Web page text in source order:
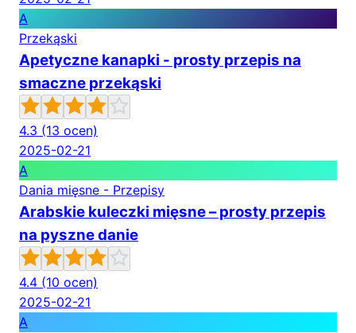
A
Przekąski
Apetyczne kanapki - prosty przepis na
smaczne przekąski
4.3 (13 ocen)
2025-02-21
A
Dania mięsne - Przepisy
Arabskie kuleczki mięsne – prosty przepis
na pyszne danie
4.4 (10 ocen)
2025-02-21
A